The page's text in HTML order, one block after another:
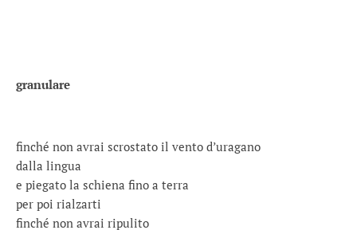
granulare
finché non avrai scrostato il vento d’uragano
dalla lingua
e piegato la schiena fino a terra
per poi rialzarti
finché non avrai ripulito